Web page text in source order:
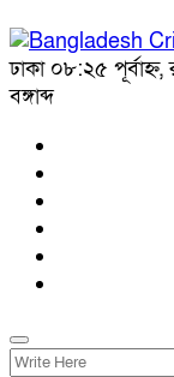
ঢাকা ০৮:২৫
বঙ্গাব্দ